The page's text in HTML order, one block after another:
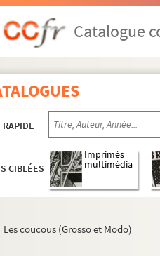
Catalogue
RAPIDE
CIBLÉES
Imprimés
multimédia
Les coucous (Grosso et Modo)
1949-1950
Eté 1950
Saison 1950-1951
1951-1952
Saison 1952-1953
Saison 1953-1954
1954